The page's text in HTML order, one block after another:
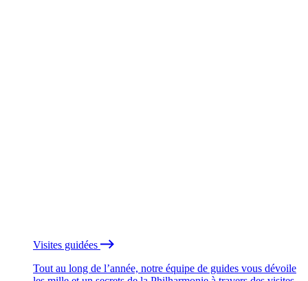
Visites guidées
Tout au long de l’année, notre équipe de guides vous dévoile